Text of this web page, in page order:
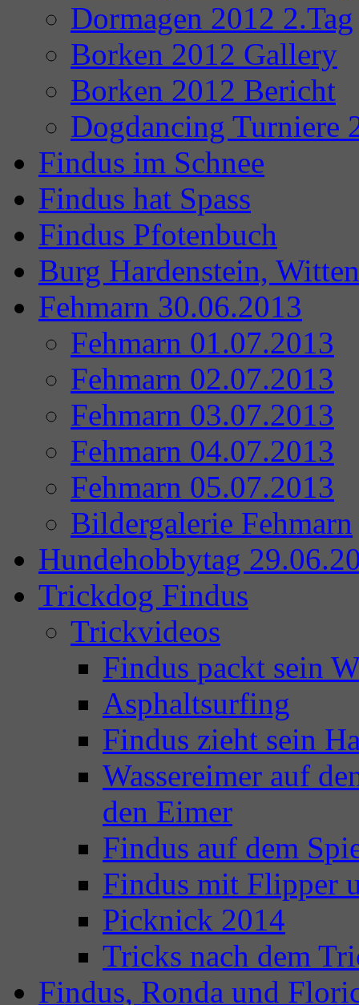
Dormagen 2012 2.Tag
Borken 2012 Gallery
Borken 2012 Bericht
Dogdancing Turniere
Findus im Schnee
Findus hat Spass
Findus Pfotenbuch
Burg Hardenstein,
Fehmarn 30.06.2013
Fehmarn 01.07.2013
Fehmarn 02.07.2013
Fehmarn 03.07.2013
Fehmarn 04.07.2013
Fehmarn 05.07.2013
Bildergalerie Fehmarn
Hundehobbytag
Trickdog Findus
Trickvideos
Findus packt sein
Asphaltsurfing
Findus zieht sein
Wassereimer auf
den Eimer
Findus auf dem
Findus mit Flipper
Picknick 2014
Tricks nach dem
Findus, Ronda und